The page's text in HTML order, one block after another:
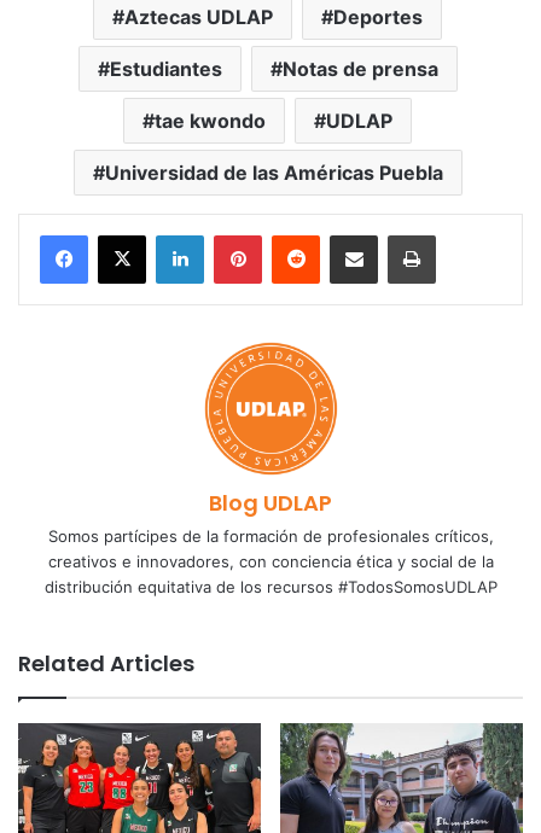
Aztecas UDLAP Deportes
Estudiantes Notas de prensa
tae kwondo UDLAP
Universidad de las Américas Puebla
LinkedInPinterestReddit Share via Email Print
Blog UDLAP
Somos partícipes de la formación de profesionales críticos,
creativos e innovadores, con conciencia ética y social de la
distribución equitativa de los recursos #TodosSomosUDLAP
Related Articles